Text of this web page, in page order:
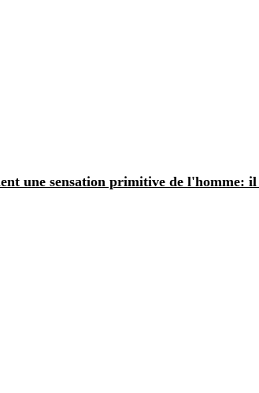
une sensation primitive de l'homme: